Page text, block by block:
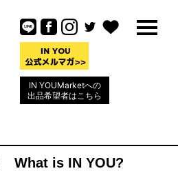
IN YOUMarketへの
出品希望者はこちら
What is IN YOU?